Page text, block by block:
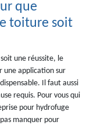
que
toiture soit
une réussite, le
une application sur
Il faut aussi
requis. Pour vous qui
pour hydrofuge
manquer pour